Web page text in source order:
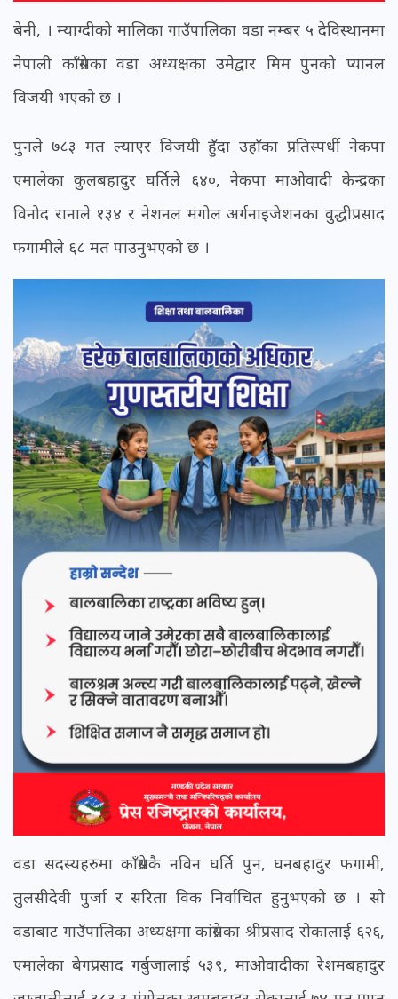
बेनी, । म्याग्दीको मालिका गाउँपालिका वडा नम्बर ५ देविस्थानमा
नेपाली काँग्रेसका वडा अध्यक्षका उमेद्वार मिम पुनको प्यानल
विजयी भएको छ ।
पुनले ७८३ मत ल्याएर विजयी हुँदा उहाँका प्रतिस्पर्धी नेकपा
एमालेका कुलबहादुर घर्तिले ६४०, नेकपा माओवादी केन्द्रका
विनोद रानाले १३४ र नेशनल मंगोल अर्गनाइजेशनका वुद्धीप्रसाद
फगामीले ६८ मत पाउनुभएको छ ।
वडा सदस्यहरुमा काँग्रेसकै नविन घर्ति पुन, घनबहादुर फगामी,
तुलसीदेवी पुर्जा र सरिता विक निर्वाचित हुनुभएको छ । सो
वडाबाट गाउँपालिका अध्यक्षमा कांग्रेसका श्रीप्रसाद रोकालाई ६२६,
एमालेका बेगप्रसाद गर्बुजालाई ५३९, माओवादीका रेशमबहादुर